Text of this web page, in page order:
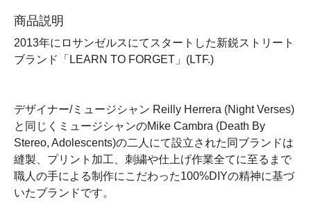
商品説明
2013年にロサンゼルスにてスタートした新鋭ストリート
ブランド「LEARN TO FORGET」(LTF.)
デザイナー/ミュージシャン Reilly Herrera (Night Verses)
と同じくミュージシャンのMike Cambra (Death By
Stereo, Adolescents)の二人にて設立された同ブランドは
縫製、プリント加工、刺繍や仕上げ作業全てに至るまで
職人の手による制作にこだわった100%DIYの精神に基づ
いたブランドです。